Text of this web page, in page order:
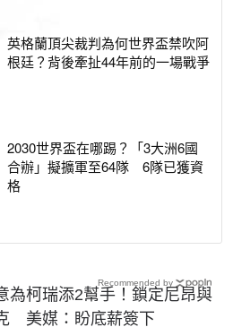
英格蘭頂尖裁判為何世界盃禁吹阿
根廷？背後牽扯44年前的一場戰爭
2030世界盃在哪踢？「3大洲6國
合辦」擬擴軍至64隊 6隊已獲資
格
為柯瑞添2幫手！鎖定尼昂與
美媒：盼底薪簽下
Recommended by